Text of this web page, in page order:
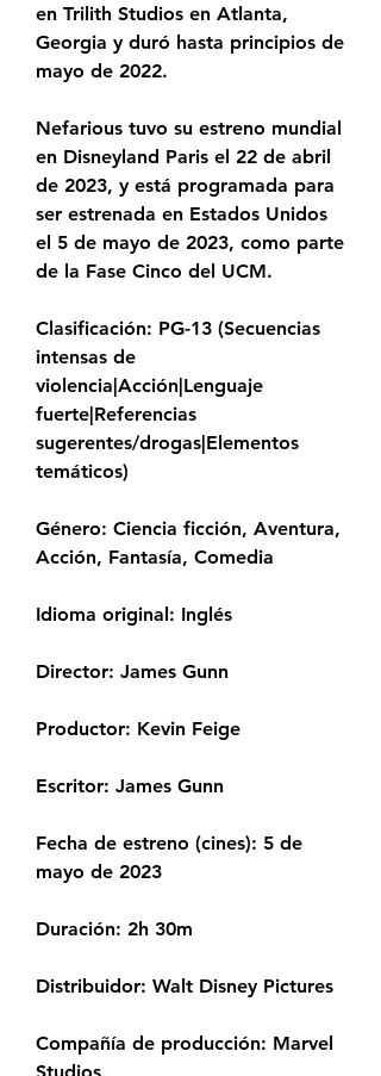
en Trilith Studios en Atlanta,
Georgia y duró hasta principios de
mayo de 2022.
Nefarious tuvo su estreno mundial
en Disneyland Paris el 22 de abril
de 2023, y está programada para
ser estrenada en Estados Unidos
el 5 de mayo de 2023, como parte
de la Fase Cinco del UCM.
Clasificación: PG-13 (Secuencias
intensas de
violencia|Acción|Lenguaje
fuerte|Referencias
sugerentes/drogas|Elementos
temáticos)
Género: Ciencia ficción, Aventura,
Acción, Fantasía, Comedia
Idioma original: Inglés
Director: James Gunn
Productor: Kevin Feige
Escritor: James Gunn
Fecha de estreno (cines): 5 de
mayo de 2023
Duración: 2h 30m
Distribuidor: Walt Disney Pictures
Compañía de producción: Marvel